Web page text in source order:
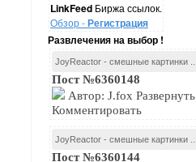
LinkFeed Биржа ссылок.
Обзор -Регистрация
Развлечения на выбор !
JoyReactor - смешные картинки ...
Пост №6360148
Автор: J.fox Развернуть
Комментировать
JoyReactor - смешные картинки ...
Пост №6360144